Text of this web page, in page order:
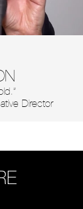
Director